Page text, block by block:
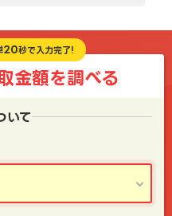
20秒で入力完了!
金額を調べる
いて